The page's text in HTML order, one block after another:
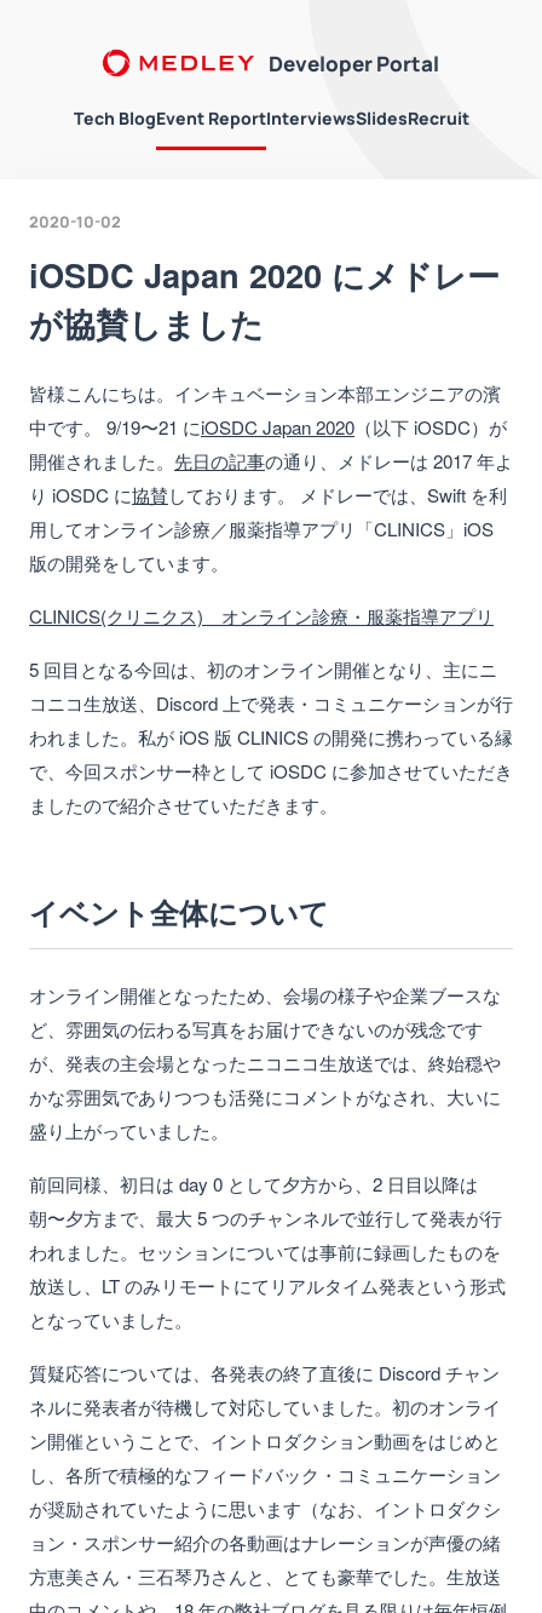
Developer Portal
Tech BlogEvent ReportInterviewsSlidesRecruit
2020-10-02
iOSDC Japan 2020 にメドレー
が協賛しました
皆様こんにちは。インキュベーション本部エンジニアの濱
中です。 9/19〜21 にiOSDC Japan 2020 （以下 iOSDC）が
開催されました。 先日の記事の通り、メドレーは 2017 年よ
り iOSDC に協賛しております。 メドレーでは、Swift を利
用してオンライン診療／服薬指導アプリ「CLINICS」iOS
版の開発をしています。
CLINICS(クリニクス) オンライン診療・服薬指導アプリ
5 回目となる今回は、初のオンライン開催となり、主にニ
コニコ生放送、Discord 上で発表・コミュニケーションが行
われました。私が iOS 版 CLINICS の開発に携わっている縁
で、今回スポンサー枠として iOSDC に参加させていただき
ましたので紹介させていただきます。
イベント全体について
オンライン開催となったため、会場の様子や企業ブースな
ど、雰囲気の伝わる写真をお届けできないのが残念です
が、発表の主会場となったニコニコ生放送では、終始穏や
かな雰囲気でありつつも活発にコメントがなされ、大いに
盛り上がっていました。
前回同様、初日は day 0 として夕方から、2 日目以降は
朝〜夕方まで、最大 5 つのチャンネルで並行して発表が行
われました。セッションについては事前に録画したものを
放送し、LT のみリモートにてリアルタイム発表という形式
となっていました。
質疑応答については、各発表の終了直後に Discord チャン
ネルに発表者が待機して対応していました。初のオンライ
ン開催ということで、イントロダクション動画をはじめと
し、各所で積極的なフィードバック・コミュニケーション
が奨励されていたように思います（なお、イントロダクシ
ョン・スポンサー紹介の各動画はナレーションが声優の緒
方恵美さん・三石琴乃さんと、とても豪華でした。生放送